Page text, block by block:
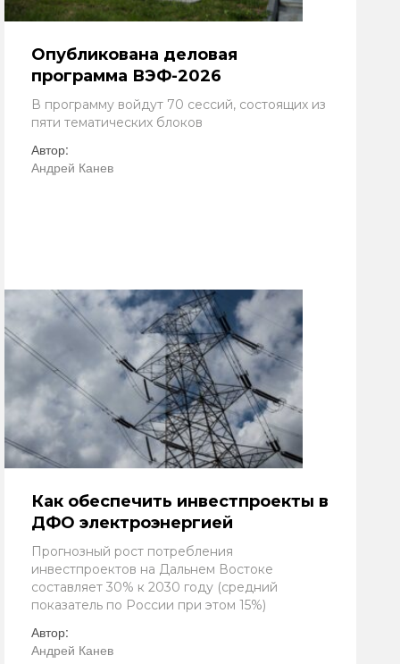
Опубликована деловая
программа ВЭФ-2026
В программу войдут 70 сессий, состоящих из
пяти тематических блоков
Автор:
Андрей Канев
Как обеспечить инвестпроекты в
ДФО электроэнергией
Прогнозный рост потребления
инвестпроектов на Дальнем Востоке
составляет 30% к 2030 году (средний
показатель по России при этом 15%)
Автор:
Андрей Канев